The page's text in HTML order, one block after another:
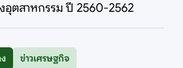
งอุตสาหกรรม ปี 2560-2562
ข่าวเศรษฐกิจ